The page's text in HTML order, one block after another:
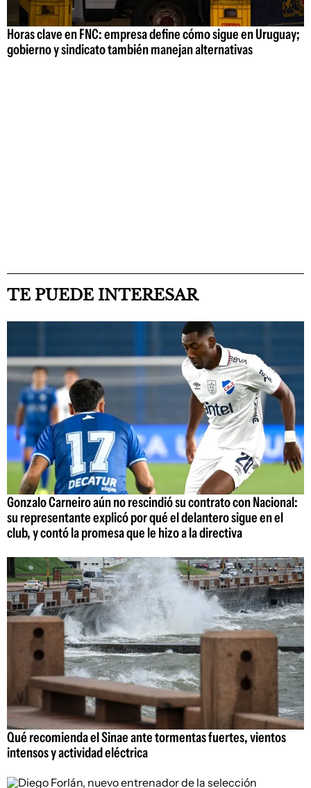
Horas clave en FNC: empresa define cómo sigue en Uruguay;
gobierno y sindicato también manejan alternativas
TE PUEDE INTERESAR
Gonzalo Carneiro aún no rescindió su contrato con Nacional:
su representante explicó por qué el delantero sigue en el
club, y contó la promesa que le hizo a la directiva
Qué recomienda el Sinae ante tormentas fuertes, vientos
intensos y actividad eléctrica